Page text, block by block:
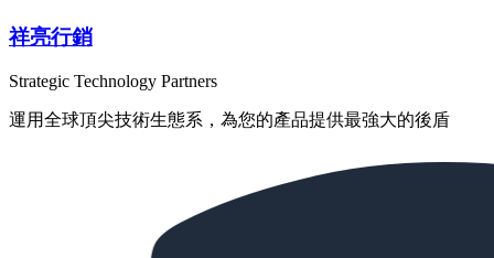
祥亮行銷
Strategic Technology Partners
運用全球頂尖技術生態系，為您的產品提供最強大的後盾